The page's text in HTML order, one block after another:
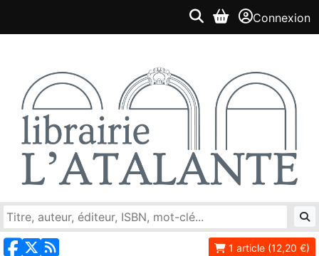
Connexion
1 article (12,20 €)